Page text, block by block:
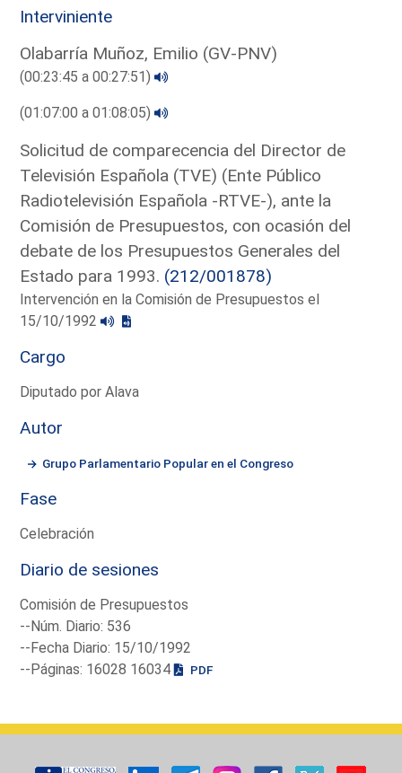
Interviniente
Olabarría Muñoz, Emilio (GV-PNV)
(00:23:45 a 00:27:51)
(01:07:00 a 01:08:05)
Solicitud de comparecencia del Director de
Televisión Española (TVE) (Ente Público
Radiotelevisión Española -RTVE-), ante la
Comisión de Presupuestos, con ocasión del
debate de los Presupuestos Generales del
Estado para 1993. (212/001878)
Intervención en la Comisión de Presupuestos el
15/10/1992
Cargo
Diputado por Alava
Autor
Grupo Parlamentario Popular en el Congreso
Fase
Celebración
Diario de sesiones
Comisión de Presupuestos
--Núm. Diario: 536
--Fecha Diario: 15/10/1992
--Páginas: 16028 16034
PDF